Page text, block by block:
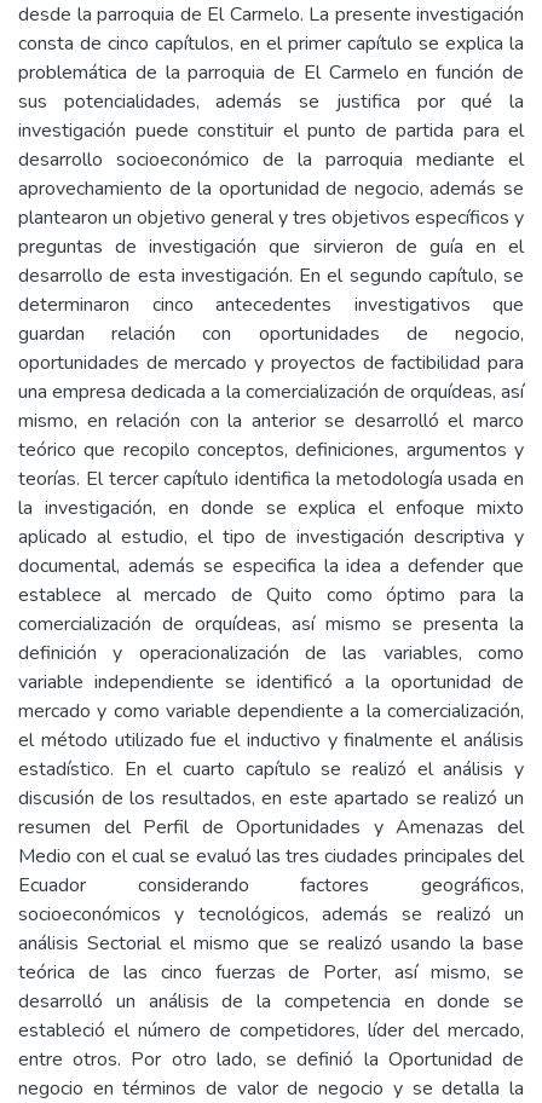
desde la parroquia de El Carmelo. La presente investigación
consta de cinco capítulos, en el primer capítulo se explica la
problemática de la parroquia de El Carmelo en función de
sus potencialidades, además se justifica por qué la
investigación puede constituir el punto de partida para el
desarrollo socioeconómico de la parroquia mediante el
aprovechamiento de la oportunidad de negocio, además se
plantearon un objetivo general y tres objetivos específicos y
preguntas de investigación que sirvieron de guía en el
desarrollo de esta investigación. En el segundo capítulo, se
determinaron cinco antecedentes investigativos que
guardan relación con oportunidades de negocio,
oportunidades de mercado y proyectos de factibilidad para
una empresa dedicada a la comercialización de orquídeas, así
mismo, en relación con la anterior se desarrolló el marco
teórico que recopilo conceptos, definiciones, argumentos y
teorías. El tercer capítulo identifica la metodología usada en
la investigación, en donde se explica el enfoque mixto
aplicado al estudio, el tipo de investigación descriptiva y
documental, además se especifica la idea a defender que
establece al mercado de Quito como óptimo para la
comercialización de orquídeas, así mismo se presenta la
definición y operacionalización de las variables, como
variable independiente se identificó a la oportunidad de
mercado y como variable dependiente a la comercialización,
el método utilizado fue el inductivo y finalmente el análisis
estadístico. En el cuarto capítulo se realizó el análisis y
discusión de los resultados, en este apartado se realizó un
resumen del Perfil de Oportunidades y Amenazas del
Medio con el cual se evaluó las tres ciudades principales del
Ecuador considerando factores geográficos,
socioeconómicos y tecnológicos, además se realizó un
análisis Sectorial el mismo que se realizó usando la base
teórica de las cinco fuerzas de Porter, así mismo, se
desarrolló un análisis de la competencia en donde se
estableció el número de competidores, líder del mercado,
entre otros. Por otro lado, se definió la Oportunidad de
negocio en términos de valor de negocio y se detalla la